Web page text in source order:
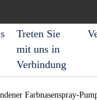
Treten Sie
mit uns in
Verbindung
Farbnasenspray-